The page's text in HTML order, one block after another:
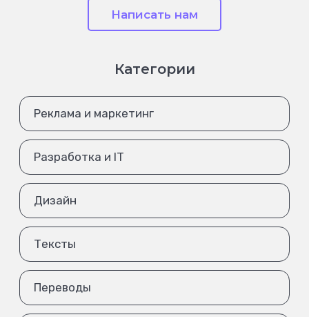
Написать нам
Категории
Реклама и маркетинг
Разработка и IT
Дизайн
Тексты
Переводы